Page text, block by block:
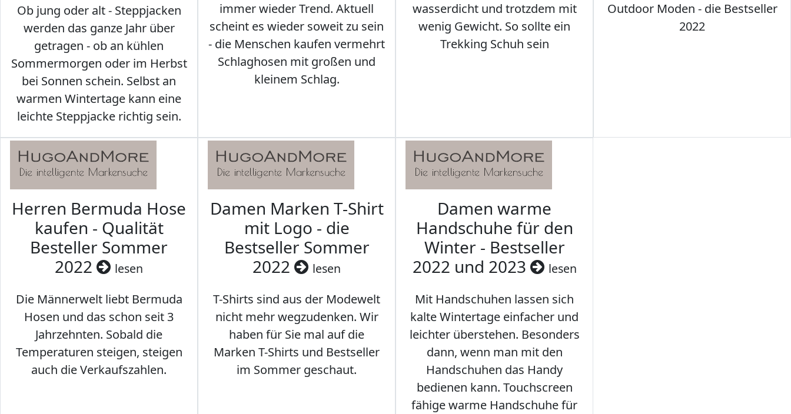
Ob jung oder alt - Steppjacken
werden das ganze Jahr über
getragen - ob an kühlen
Sommermorgen oder im Herbst
bei Sonnen schein. Selbst an
warmen Wintertage kann eine
leichte Steppjacke richtig sein.
immer wieder Trend. Aktuell
scheint es wieder soweit zu sein
- die Menschen kaufen vermehrt
Schlaghosen mit großen und
kleinem Schlag.
wasserdicht und trotzdem mit
wenig Gewicht. So sollte ein
Trekking Schuh sein
Outdoor Moden - die Bestseller
2022
Herren Bermuda Hose
kaufen - Qualität
Besteller Sommer
2022
lesen
Die Männerwelt liebt Bermuda
Hosen und das schon seit 3
Jahrzehnten. Sobald die
Temperaturen steigen, steigen
auch die Verkaufszahlen.
Damen Marken T-Shirt
mit Logo - die
Bestseller Sommer
2022
lesen
T-Shirts sind aus der Modewelt
nicht mehr wegzudenken. Wir
haben für Sie mal auf die
Marken T-Shirts und Bestseller
im Sommer geschaut.
Damen warme
Handschuhe für den
Winter - Bestseller
2022 und 2023
lesen
Mit Handschuhen lassen sich
kalte Wintertage einfacher und
leichter überstehen. Besonders
dann, wenn man mit den
Handschuhen das Handy
bedienen kann. Touchscreen
fähige warme Handschuhe für